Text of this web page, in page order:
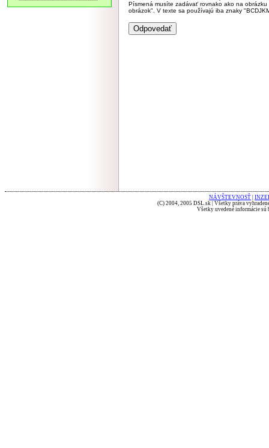
Písmená musíte zadávať rovnako ako na
obrázok". V texte sa používajú iba znaky
NÁVŠTEVNOSŤ
(C) 2004, 2005 DSL.sk | Všetky práva
Všetky uvedené informácie sú